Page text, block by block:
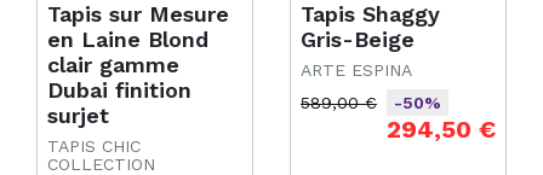
Tapis sur Mesure
en Laine Blond
clair gamme
Dubai finition
surjet
TAPIS CHIC
COLLECTION
Tapis Shaggy
Gris-Beige
ARTE ESPINA
Prix de base
589,00 €
-50%
294,50 €